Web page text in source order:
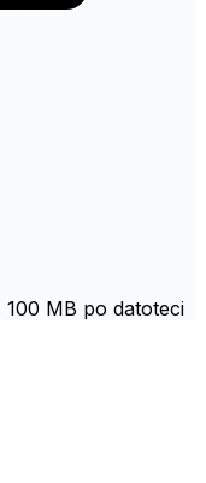
100 MB po datoteci